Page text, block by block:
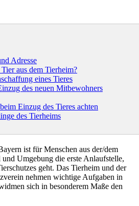
Adresse
aus dem Tierheim?
eines Tieres
des neuen Mitbewohners
Einzug des Tieres achten
des Tierheims
ist für Menschen aus der/dem
und Umgebung die erste Anlaufstelle,
geht. Das Tierheim und der
nehmen wichtige Aufgaben in
sich in besonderem Maße den